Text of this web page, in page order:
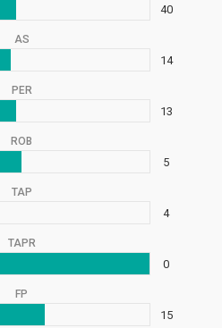
40
AS
14
PER
13
ROB
5
TAP
4
TAPR
0
FP
15